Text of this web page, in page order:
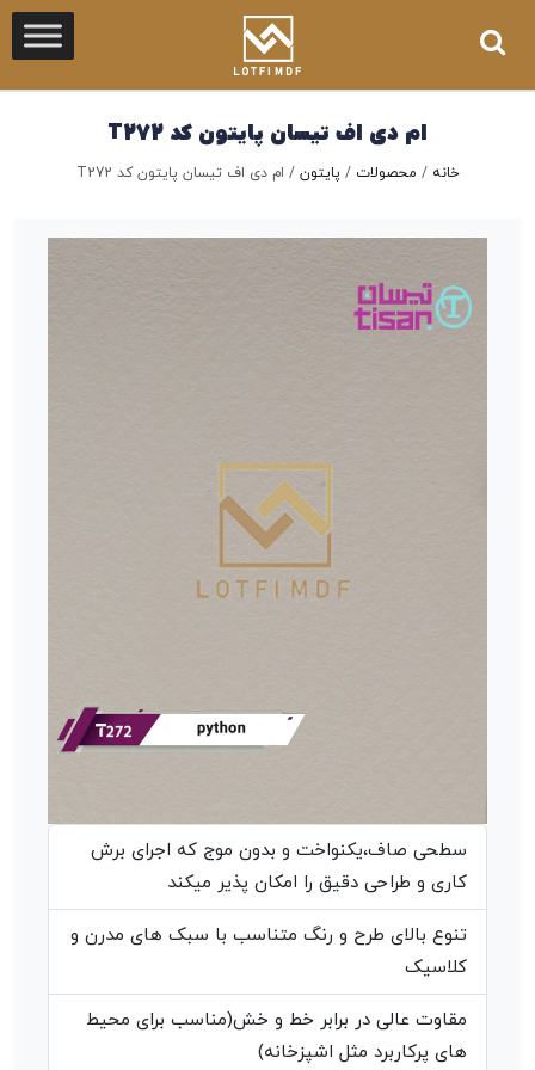
ام دی اف تیسان پایتون کد T272
خانه / محصولات / پایتون / ام دی اف تیسان پایتون کد T272
سطحی صاف،یکنواخت و بدون موج که اجرای برش
کاری و طراحی دقیق را امکان پذیر میکند
تنوع بالای طرح و رنگ متناسب با سبک های مدرن و
کلاسیک
مقاوت عالی در برابر خط و خش(مناسب برای محیط
های پرکاربرد مثل اشپزخانه)